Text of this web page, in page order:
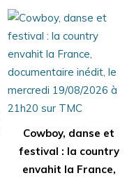
Cowboy, danse et
festival : la country
envahit la France,